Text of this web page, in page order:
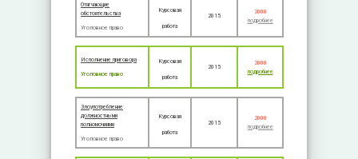
Отягчающие
обстоятельства
Уголовное право
Курсовая
работа
2015
2000
подробнее
Исполнение приговора
Уголовное право
Курсовая
работа
2015
2000
подробнее
Злоупотребление
должностными
полномочиями
Уголовное право
Курсовая
работа
2015
2000
подробнее